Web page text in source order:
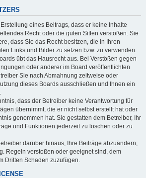
eines Beitrags, dass er keine Inhalte
Recht oder die guten Sitten verstoßen. Sie
dass Sie das Recht besitzen, die in Ihren
Links und Bilder zu setzen bzw. zu verwenden.
übt das Hausrecht aus. Bei Verstößen gegen
oder anderer im Board veröffentlichten
Sie nach Abmahnung zeitweise oder
dieses Boards ausschließen und Ihnen ein
dass der Betreiber keine Verantwortung für
übernimmt, die er nicht selbst erstellt hat oder
genommen hat. Sie gestatten dem Betreiber, Ihr
und Funktionen jederzeit zu löschen oder zu
darüber hinaus, Ihre Beiträge abzuändern,
Regeln verstoßen oder geeignet sind, dem
Dritten Schaden zuzufügen.